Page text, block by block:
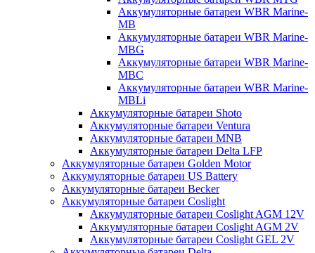
Аккумуляторные батареи WBR Marine-
MB
Аккумуляторные батареи WBR Marine-
MBG
Аккумуляторные батареи WBR Marine-
MBC
Аккумуляторные батареи WBR Marine-
MBLi
Аккумуляторные батареи Shoto
Аккумуляторные батареи Ventura
Аккумуляторные батареи MNB
Аккумуляторные батареи Delta LFP
Аккумуляторные батареи Golden Motor
Аккумуляторные батареи US Battery
Аккумуляторные батареи Becker
Аккумуляторные батареи Coslight
Аккумуляторные батареи Coslight AGM 12V
Аккумуляторные батареи Coslight AGM 2V
Аккумуляторные батареи Coslight GEL 2V